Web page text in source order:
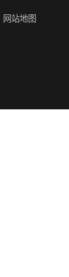
网站地图